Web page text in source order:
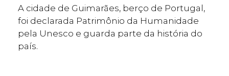
A cidade de Guimarães, berço de Portugal,
foi declarada Patrimônio da Humanidade
pela Unesco e guarda parte da história do
país.